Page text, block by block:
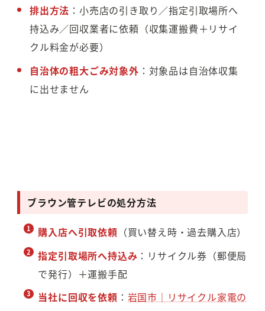
排出方法 ：小売店の引き取り／指定引取場所へ
持込み／回収業者に依頼（収集運搬費＋リサイ
クル料金が必要）
自治体の粗大ごみ対象外 ：対象品は自治体収集
に出せません
ブラウン管テレビの処分方法
購入店へ引取依頼 （買い替え時・過去購入店）
指定引取場所へ持込み ：リサイクル券（郵便局
で発行）＋運搬手配
当社に回収を依頼 ： 岩国市｜リサイクル家電の